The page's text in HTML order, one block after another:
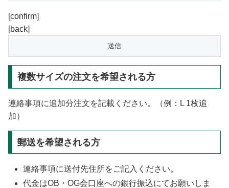
[confirm]
[back]
複数サイズの注文を希望される方
連絡事項に追加分注文を記載ください。（例：L 1枚追
加）
郵送を希望される方
連絡事項に送付先住所をご記入ください。
代金はOB・OG会口座への銀行振込にてお願いしま